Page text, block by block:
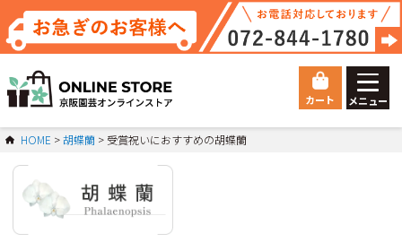
カート メニュー
ゲスト 様こんにちは
HOME 胡蝶蘭 受賞祝いにおすすめの胡蝶蘭